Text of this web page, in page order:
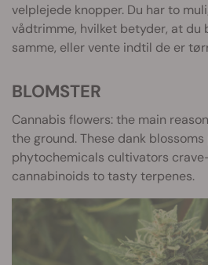
velplejede knopper. Du har to
vådtrimme, hvilket betyder, at
samme, eller vente indtil de er
BLOMSTER
Cannabis flowers: the main
the ground. These dank
phytochemicals cultivators
cannabinoids to tasty terpenes.